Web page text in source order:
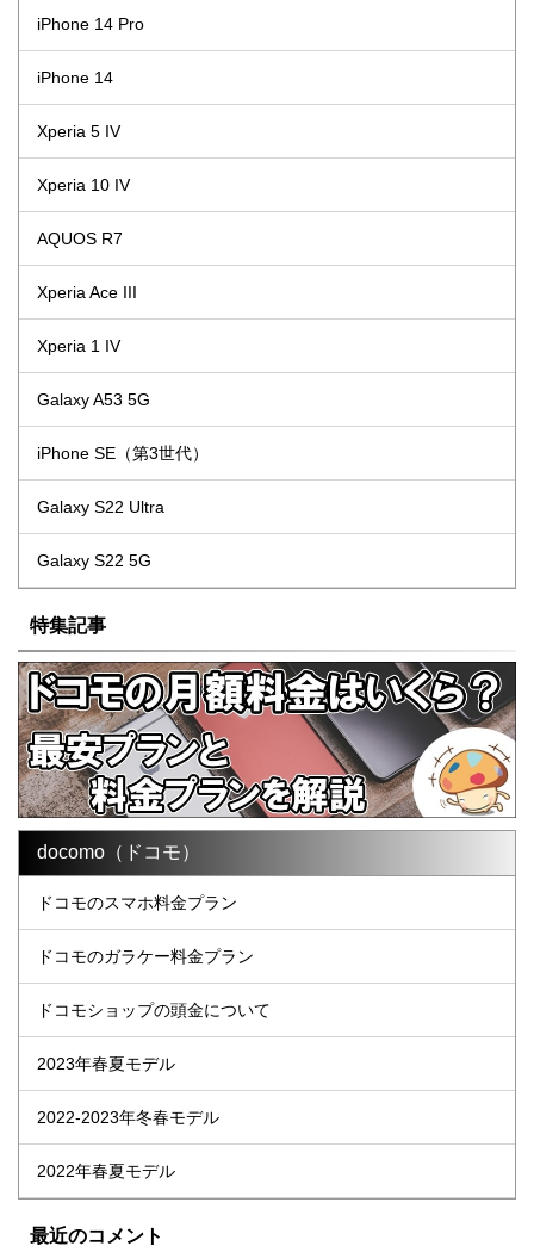
iPhone 14 Pro
iPhone 14
Xperia 5 IV
Xperia 10 IV
AQUOS R7
Xperia Ace III
Xperia 1 IV
Galaxy A53 5G
iPhone SE（第3世代）
Galaxy S22 Ultra
Galaxy S22 5G
特集記事
docomo（ドコモ）
ドコモのスマホ料金プラン
ドコモのガラケー料金プラン
ドコモショップの頭金について
2023年春夏モデル
2022-2023年冬春モデル
2022年春夏モデル
最近のコメント